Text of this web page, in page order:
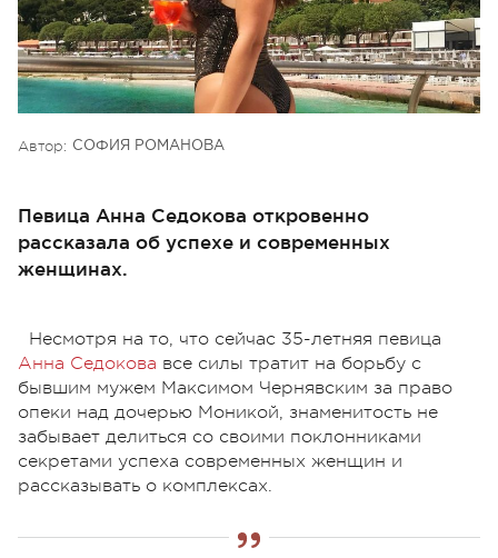
Автор: СОФИЯ РОМАНОВА
Певица Анна Седокова откровенно
рассказала об успехе и современных
женщинах.
Несмотря на то, что сейчас 35-летняя певица
Анна Седокова все силы тратит на борьбу с
бывшим мужем Максимом Чернявским за право
опеки над дочерью Моникой, знаменитость не
забывает делиться со своими поклонниками
секретами успеха современных женщин и
рассказывать о комплексах.